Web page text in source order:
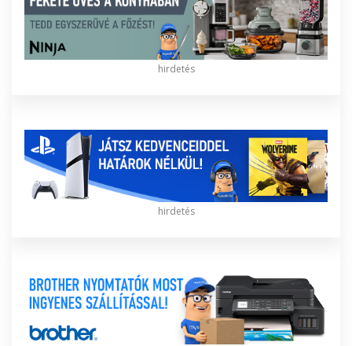
hirdetés
hirdetés